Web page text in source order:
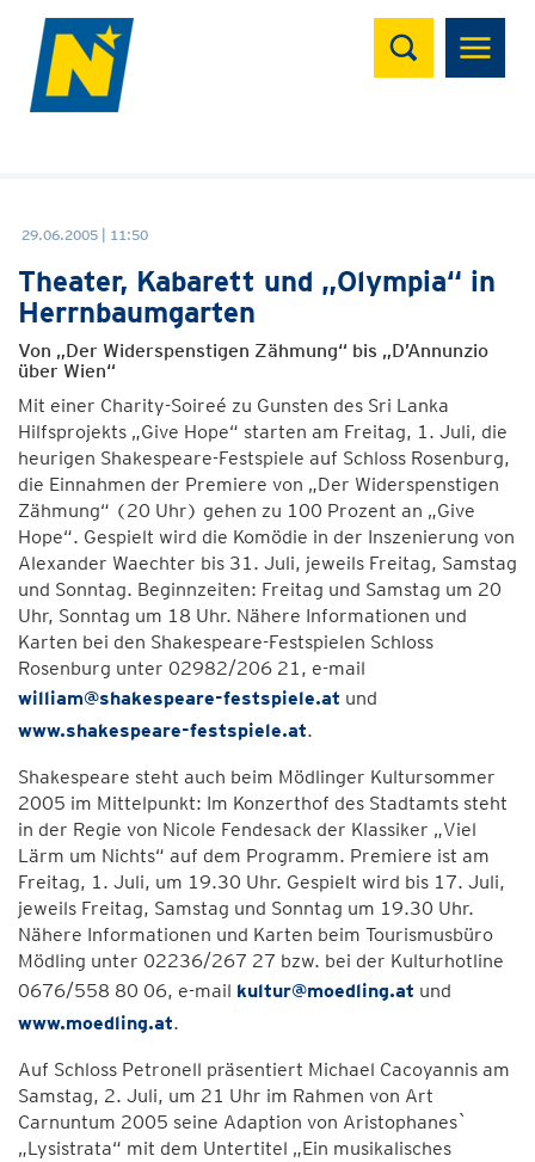
Suchen
29.06.2005 | 11:50
Theater, Kabarett und „Olympia“ in
Herrnbaumgarten
Von „Der Widerspenstigen Zähmung“ bis „D’Annunzio
über Wien“
Mit einer Charity-Soireé zu Gunsten des Sri Lanka
Hilfsprojekts „Give Hope“ starten am Freitag, 1. Juli, die
heurigen Shakespeare-Festspiele auf Schloss Rosenburg,
die Einnahmen der Premiere von „Der Widerspenstigen
Zähmung“ (20 Uhr) gehen zu 100 Prozent an „Give
Hope“. Gespielt wird die Komödie in der Inszenierung von
Alexander Waechter bis 31. Juli, jeweils Freitag, Samstag
und Sonntag. Beginnzeiten: Freitag und Samstag um 20
Uhr, Sonntag um 18 Uhr. Nähere Informationen und
Karten bei den Shakespeare-Festspielen Schloss
Rosenburg unter 02982/206 21, e-mail
william@shakespeare-festspiele.at und
www.shakespeare-festspiele.at.
Shakespeare steht auch beim Mödlinger Kultursommer
2005 im Mittelpunkt: Im Konzerthof des Stadtamts steht
in der Regie von Nicole Fendesack der Klassiker „Viel
Lärm um Nichts“ auf dem Programm. Premiere ist am
Freitag, 1. Juli, um 19.30 Uhr. Gespielt wird bis 17. Juli,
jeweils Freitag, Samstag und Sonntag um 19.30 Uhr.
Nähere Informationen und Karten beim Tourismusbüro
Mödling unter 02236/267 27 bzw. bei der Kulturhotline
0676/558 80 06, e-mail kultur@moedling.at und
www.moedling.at.
Auf Schloss Petronell präsentiert Michael Cacoyannis am
Samstag, 2. Juli, um 21 Uhr im Rahmen von Art
Carnuntum 2005 seine Adaption von Aristophanes`
„Lysistrata“ mit dem Untertitel „Ein musikalisches